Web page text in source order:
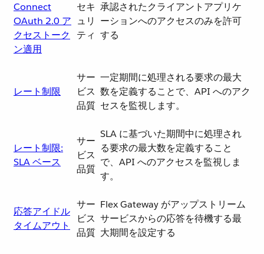
Connect
OAuth 2.0 ア
クセストーク
ン適用
セキ
ュリ
ティ
承認されたクライアントアプリケ
ーションへのアクセスのみを許可
する
レート制限
サー
ビス
品質
一定期間に処理される要求の最大
数を定義することで、API へのアク
セスを監視します。
レート制限:
SLA ベース
サー
ビス
品質
SLA に基づいた期間中に処理され
る要求の最大数を定義すること
で、API へのアクセスを監視しま
す。
応答アイドル
タイムアウト
サー
ビス
品質
Flex Gateway がアップストリーム
サービスからの応答を待機する最
大期間を設定する